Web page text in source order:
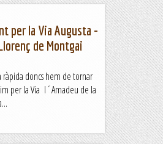
per la Via Augusta -
de Montgai
doncs hem de tornar
per la Via l´Amadeu de la